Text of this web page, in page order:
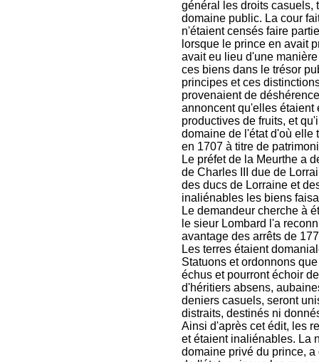
général les droits casuels,
domaine public. La cour
n'étaient censés faire
lorsque le prince en avait
avait eu lieu d'une
ces biens dans le trésor
principes et ces
provenaient de
annoncent qu'elles étaient
productives de fruits, et
domaine de l'état d'où elle
en 1707 à titre de
Le préfet de la Meurthe a
de Charles III due de
des ducs de Lorraine et
inaliénables les biens
Le demandeur cherche à
le sieur Lombard l'a
avantage des arrêts de
Les terres étaient
Statuons et ordonnons
échus et pourront échoir
d'héritiers absens,
deniers casuels, seront
distraits, destinés ni
Ainsi d'après cet édit, les
et étaient inaliénables. La
domaine privé du prince,